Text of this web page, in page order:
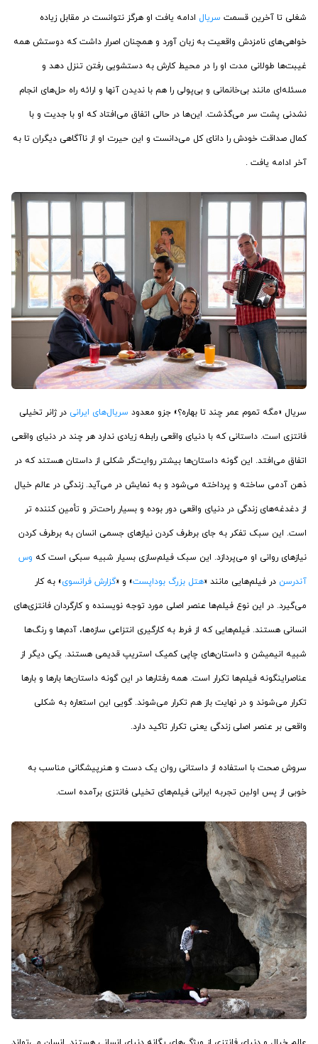
شغلی تا آخرین قسمت سریال ادامه یافت او هرگز نتوانست در مقابل زیاده
خواهی‌های نامزدش واقعیت به زبان آورد و همچنان اصرار داشت که دوستش همه
غیبت‌ها طولانی مدت او را در محیط کارش به دستشویی رفتن تنزل دهد و
مسئله‌ای مانند بی‌خانمانی و بی‌پولی را هم با ندیدن آنها و ارائه راه حل‌های انجام
نشدنی پشت سر می‌گذشت. این‌ها در حالی اتفاق می‌افتاد که او با جدیت و با
کمال صداقت خودش را دانای کل می‌دانست و این حیرت او از ناآگاهی دیگران تا به
آخر ادامه یافت .
سریال «مگه تموم عمر چند تا بهاره؟» جزو معدود سریال‌های ایرانی در ژانر تخیلی
فانتزی است. داستانی که با دنیای واقعی رابطه زیادی ندارد هر چند در دنیای واقعی
اتفاق می‌افتد. این گونه داستان‌ها بیشتر روایت‌گر شکلی از داستان هستند که در
ذهن آدمی ساخته و پرداخته می‌شود و به نمایش در می‌آید. زندگی در عالم خیال
از دغدغه‌های زندگی در دنیای واقعی دور بوده و بسیار راحت‌تر و تأمین کننده تر
است. این سبک تفکر به جای برطرف کردن نیازهای جسمی انسان به برطرف کردن
نیازهای روانی او می‌پردازد. این سبک فیلم‌سازی بسیار شبیه سبکی است که وس
آندرسن در فیلم‌هایی مانند «هتل بزرگ بوداپست» و «گزارش فرانسوی» به کار
می‌گیرد. در این نوع فیلم‌ها عنصر اصلی مورد توجه نویسنده و کارگردان فانتزی‌های
انسانی هستند. فیلم‌هایی که از فرط به کارگیری انتزاعی سازه‌ها، آدم‌ها و رنگ‌ها
شبیه انیمیشن و داستان‌های چاپی کمیک استریپ قدیمی هستند. یکی دیگر از
عناصراینگونه فیلم‌ها تکرار است. همه رفتارها در این گونه داستان‌ها بارها و بارها
تکرار می‌شوند و در نهایت باز هم تکرار می‌شوند. گویی این استعاره به شکلی
واقعی بر عنصر اصلی زندگی یعنی تکرار تاکید دارد.
سروش صحت با استفاده از داستانی روان یک دست و هنرپیشگانی مناسب به
خوبی از پس اولین تجربه ایرانی فیلم‌های تخیلی فانتزی برآمده است.